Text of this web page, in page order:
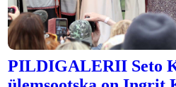
PILDIGALERII Seto